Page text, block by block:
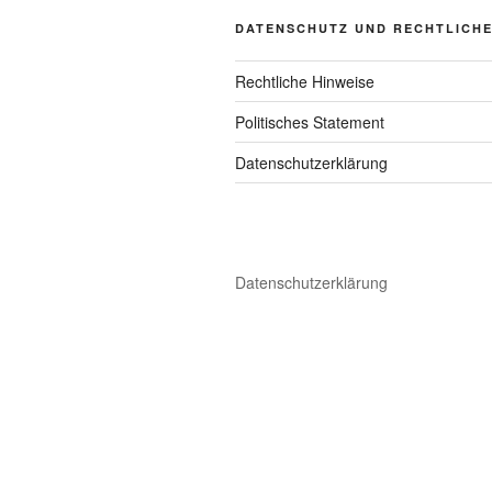
DATENSCHUTZ UND
Rechtliche Hinweise
Politisches Statement
Datenschutzerklärung
Datenschutzerklärung